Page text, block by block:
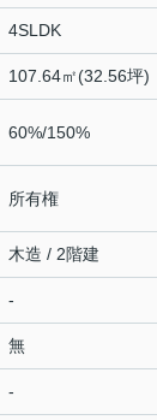
4SLDK
107.64㎡(32.56坪)
60%/150%
所有権
木造 / 2階建
-
無
-